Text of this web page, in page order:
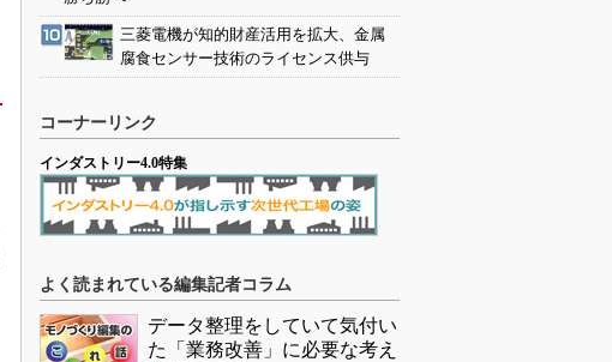
三菱電機が知的財産活用を拡大、金属
腐食センサー技術のライセンス供与
コーナーリンク
インダストリー4.0特集
よく読まれている編集記者コラム
データ整理をしていて気付い
た「業務改善」に必要な考え